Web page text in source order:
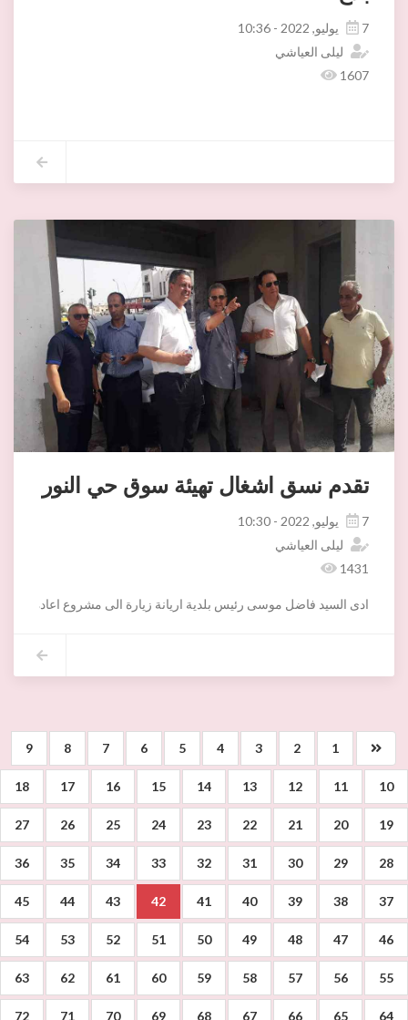
7 يوليو, 2022 - 10:36
ليلى العياشي
1607
تقدم نسق اشغال تهيئة سوق حي النور
7 يوليو, 2022 - 10:30
ليلى العياشي
1431
ادى السيد فاضل موسى رئيس بلدية اريانة زيارة الى مشروع اعادة تهيئة
1
2
3
4
5
6
7
8
9
10
11
12
13
14
15
16
17
18
19
20
21
22
23
24
25
26
27
28
29
30
31
32
33
34
35
36
37
38
39
40
41
42
43
44
45
46
47
48
49
50
51
52
53
54
55
56
57
58
59
60
61
62
63
64
65
66
67
68
69
70
71
72